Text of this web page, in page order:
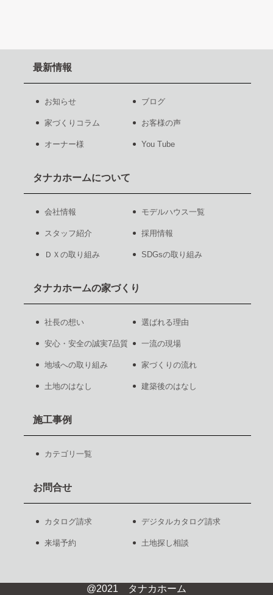
最新情報
お知らせ ブログ
家づくりコラム お客様の声
オーナー様 You Tube
タナカホームについて
会社情報 モデルハウス一覧
スタッフ紹介 採用情報
ＤＸの取り組み SDGsの取り組み
タナカホームの家づくり
社長の想い 選ばれる理由
安心・安全の誠実7品質 一流の現場
地域への取り組み 家づくりの流れ
土地のはなし 建築後のはなし
施工事例
カテゴリ一覧
お問合せ
カタログ請求 デジタルカタログ請求
来場予約 土地探し相談
@2021 タナカホーム